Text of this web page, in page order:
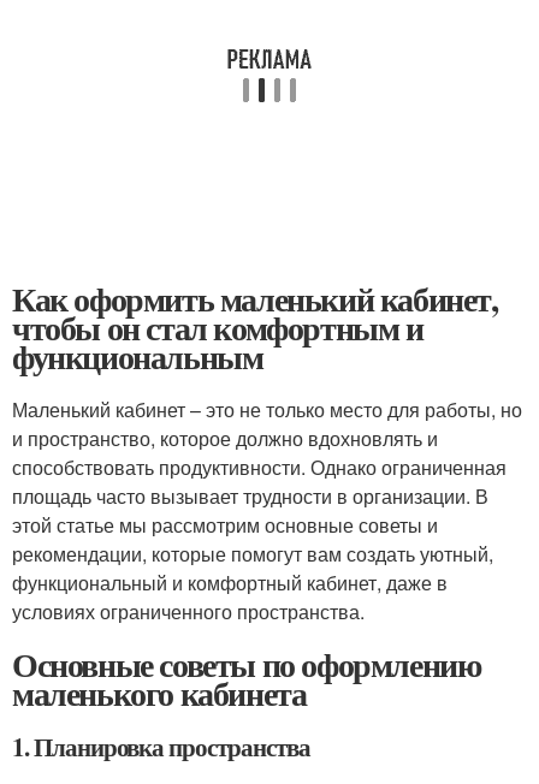
Как оформить маленький кабинет,
чтобы он стал комфортным и
функциональным
Маленький кабинет – это не только место для работы, но
и пространство, которое должно вдохновлять и
способствовать продуктивности. Однако ограниченная
площадь часто вызывает трудности в организации. В
этой статье мы рассмотрим основные советы и
рекомендации, которые помогут вам создать уютный,
функциональный и комфортный кабинет, даже в
условиях ограниченного пространства.
Основные советы по оформлению
маленького кабинета
1. Планировка пространства